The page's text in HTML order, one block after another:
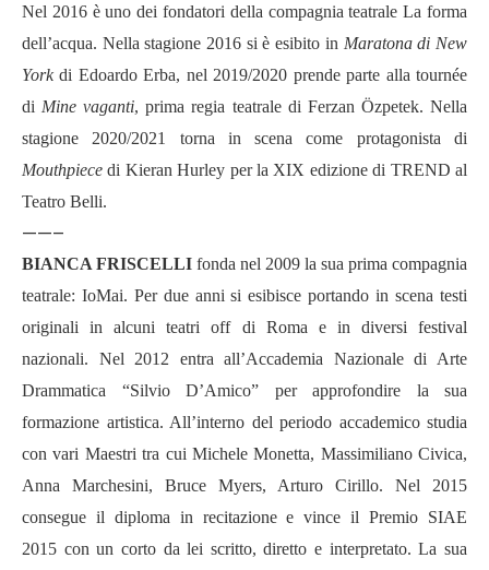
Nel 2016 è uno dei fondatori della compagnia teatrale La forma
dell’acqua. Nella stagione 2016 si è esibito in Maratona di New
York di Edoardo Erba, nel 2019/2020 prende parte alla tournée
di Mine vaganti, prima regia teatrale di Ferzan Özpetek. Nella
stagione 2020/2021 torna in scena come protagonista di
Mouthpiece di Kieran Hurley per la XIX edizione di TREND al
Teatro Belli.
——–
BIANCA FRISCELLI fonda nel 2009 la sua prima compagnia
teatrale: IoMai. Per due anni si esibisce portando in scena testi
originali in alcuni teatri off di Roma e in diversi festival
nazionali. Nel 2012 entra all’Accademia Nazionale di Arte
Drammatica “Silvio D’Amico” per approfondire la sua
formazione artistica. All’interno del periodo accademico studia
con vari Maestri tra cui Michele Monetta, Massimiliano Civica,
Anna Marchesini, Bruce Myers, Arturo Cirillo. Nel 2015
consegue il diploma in recitazione e vince il Premio SIAE
2015 con un corto da lei scritto, diretto e interpretato. La sua